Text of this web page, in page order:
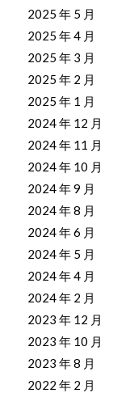
2025 年 5 月
2025 年 4 月
2025 年 3 月
2025 年 2 月
2025 年 1 月
2024 年 12 月
2024 年 11 月
2024 年 10 月
2024 年 9 月
2024 年 8 月
2024 年 6 月
2024 年 5 月
2024 年 4 月
2024 年 2 月
2023 年 12 月
2023 年 10 月
2023 年 8 月
2022 年 2 月